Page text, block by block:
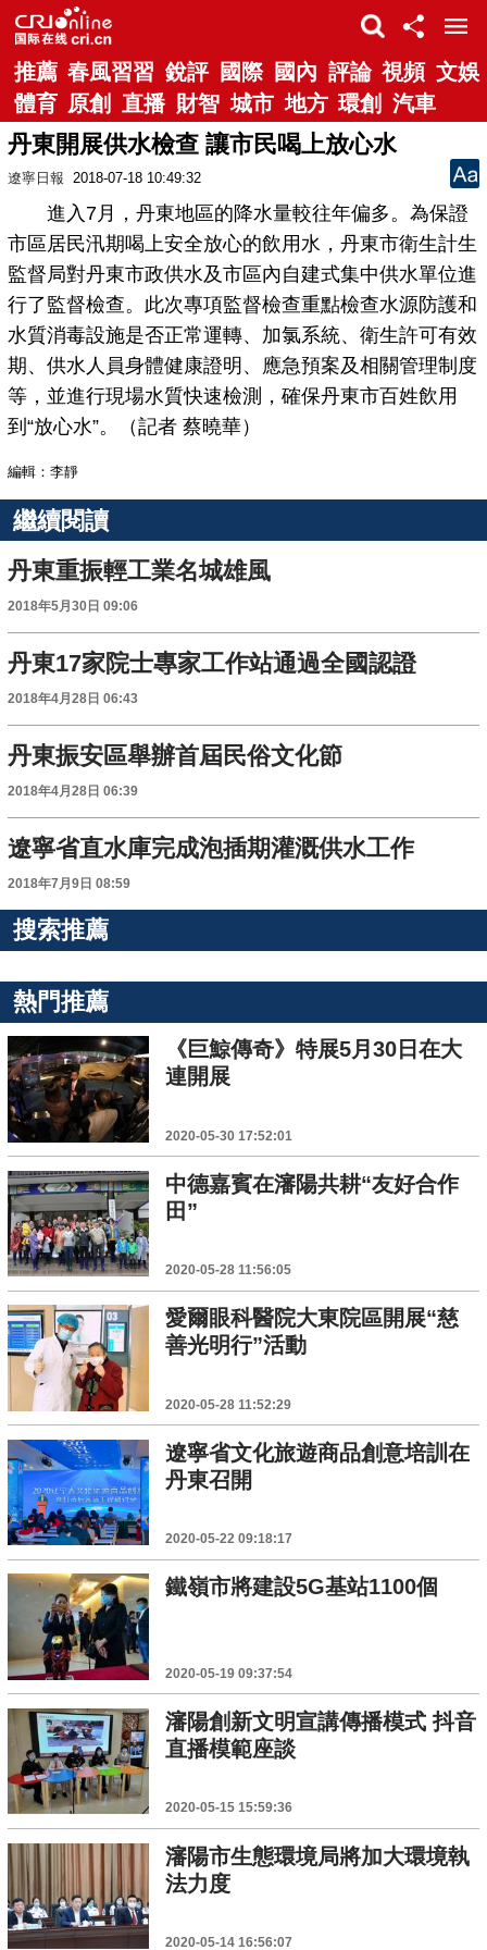
推薦 春風習習 銳評 國際 國內 評論 視頻 文娛
體育 原創 直播 財智 城市 地方 環創 汽車
丹東開展供水檢查 讓市民喝上放心水
遼寧日報 2018-07-18 10:49:32
進入7月，丹東地區的降水量較往年偏多。為保證
市區居民汛期喝上安全放心的飲用水，丹東市衛生計生
監督局對丹東市政供水及市區內自建式集中供水單位進
行了監督檢查。此次專項監督檢查重點檢查水源防護和
水質消毒設施是否正常運轉、加氯系統、衛生許可有效
期、供水人員身體健康證明、應急預案及相關管理制度
等，並進行現場水質快速檢測，確保丹東市百姓飲用
到“放心水”。（記者 蔡曉華）
編輯：李靜
繼續閱讀
丹東重振輕工業名城雄風
2018年5月30日 09:06
丹東17家院士專家工作站通過全國認證
2018年4月28日 06:43
丹東振安區舉辦首屆民俗文化節
2018年4月28日 06:39
遼寧省直水庫完成泡插期灌溉供水工作
2018年7月9日 08:59
搜索推薦
熱門推薦
《巨鯨傳奇》特展5月30日在大
連開展
2020-05-30 17:52:01
中德嘉賓在瀋陽共耕“友好合作
田”
2020-05-28 11:56:05
愛爾眼科醫院大東院區開展“慈
善光明行”活動
2020-05-28 11:52:29
遼寧省文化旅遊商品創意培訓在
丹東召開
2020-05-22 09:18:17
鐵嶺市將建設5G基站1100個
2020-05-19 09:37:54
瀋陽創新文明宣講傳播模式 抖音
直播模範座談
2020-05-15 15:59:36
瀋陽市生態環境局將加大環境執
法力度
2020-05-14 16:56:07